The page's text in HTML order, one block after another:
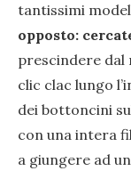
tantissimi
opposto:
prescindere dal
clic clac lungo
dei bottoncini
con una intera
a giungere ad